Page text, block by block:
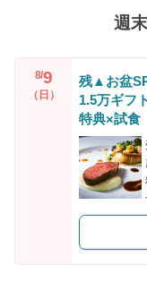
週
8/9
（日）
残▲お盆
1.5万ギフ
特典×試食